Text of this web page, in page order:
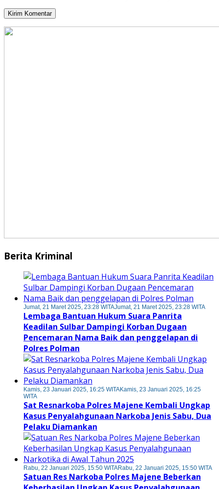
Berita Kriminal
Jumat, 21 Maret 2025, 23:28 WITAJumat, 21 Maret 2025, 23:28 WITA
Lembaga Bantuan Hukum Suara Panrita
Keadilan Sulbar Dampingi Korban Dugaan
Pencemaran Nama Baik dan penggelapan di
Polres Polman
Kamis, 23 Januari 2025, 16:25 WITAKamis, 23 Januari 2025, 16:25
WITA
Sat Resnarkoba Polres Majene Kembali Ungkap
Kasus Penyalahgunaan Narkoba Jenis Sabu, Dua
Pelaku Diamankan
Rabu, 22 Januari 2025, 15:50 WITARabu, 22 Januari 2025, 15:50 WITA
Satuan Res Narkoba Polres Majene Beberkan